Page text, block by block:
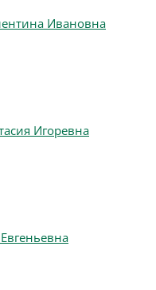
Ивановна
Игоревна